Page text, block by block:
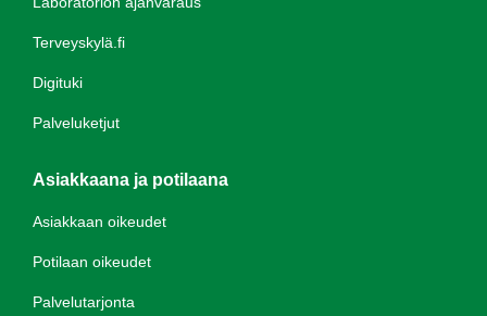
Terveyskylä.fi
Digituki
Palveluketjut
Asiakkaana ja potilaana
Asiakkaan oikeudet
Potilaan oikeudet
Palvelutarjonta